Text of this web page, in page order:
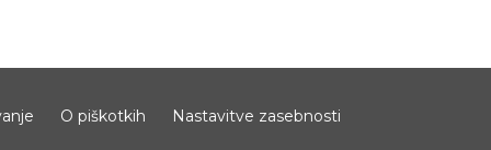
O piškotkih Nastavitve zasebnosti